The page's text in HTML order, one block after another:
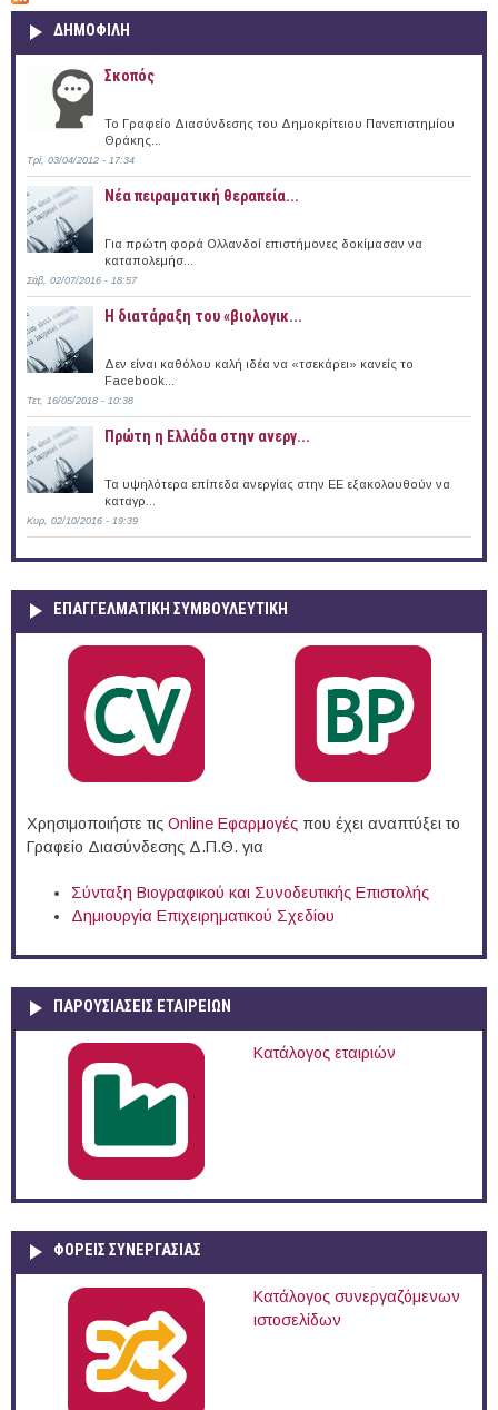
ΔΗΜΟΦΙΛΗ
Σκοπός
Το Γραφείο Διασύνδεσης του Δημοκρίτειου Πανεπιστημίου
Θράκης...
Τρί, 03/04/2012 - 17:34
Νέα πειραματική θεραπεία...
Για πρώτη φορά Ολλανδοί επιστήμονες δοκίμασαν να
καταπολεμήσ...
Σάβ, 02/07/2016 - 18:57
Η διατάραξη του «βιολογικ...
Δεν είναι καθόλου καλή ιδέα να «τσεκάρει» κανείς το
Facebook...
Τετ, 16/05/2018 - 10:38
Πρώτη η Ελλάδα στην ανεργ...
Τα υψηλότερα επίπεδα ανεργίας στην ΕΕ εξακολουθούν να
καταγρ...
Κυρ, 02/10/2016 - 19:39
ΕΠΑΓΓΕΛΜΑΤΙΚΉ ΣΥΜΒΟΥΛΕΥΤΙΚΉ
Χρησιμοποιήστε τις Online Eφαρμογές που έχει αναπτύξει το
Γραφείο Διασύνδεσης Δ.Π.Θ. για
Σύνταξη Βιογραφικού και Συνοδευτικής Επιστολής
Δημιουργία Επιχειρηματικού Σχεδίου
ΠΑΡΟΥΣΙΆΣΕΙΣ ΕΤΑΙΡΕΙΏΝ
Κατάλογος εταιριών
ΦΟΡΕΙΣ ΣΥΝΕΡΓΑΣΙΑΣ
Κατάλογος συνεργαζόμενων
ιστοσελίδων